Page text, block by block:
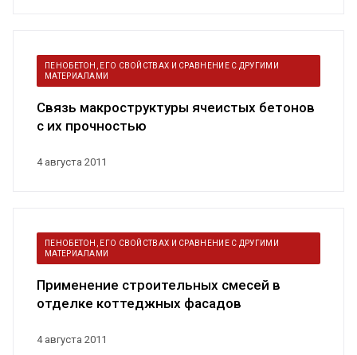
4 августа 2011
ПЕНОБЕТОН, ЕГО СВОЙСТВАХ И СРАВНЕНИЕ С ДРУГИМИ
МАТЕРИАЛАМИ
Связь макроструктуры ячеистых бетонов
с их прочностью
4 августа 2011
ПЕНОБЕТОН, ЕГО СВОЙСТВАХ И СРАВНЕНИЕ С ДРУГИМИ
МАТЕРИАЛАМИ
Применение строительных смесей в
отделке коттеджных фасадов